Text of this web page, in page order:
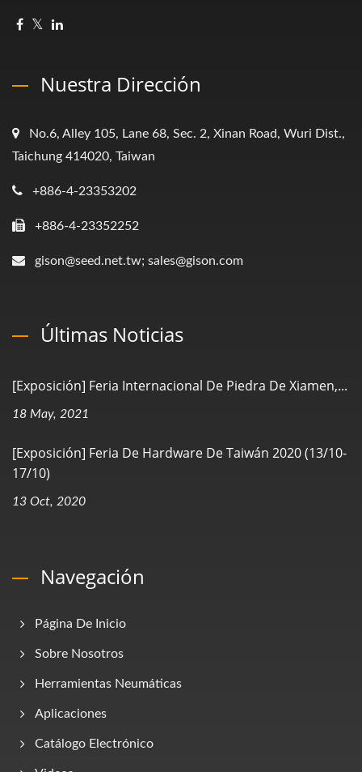
Nuestra Dirección
No.6, Alley 105, Lane 68, Sec. 2, Xinan Road, Wuri Dist.,
Taichung 414020, Taiwan
+886-4-23353202
+886-4-23352252
gison@seed.net.tw; sales@gison.com
Últimas Noticias
[Exposición] Feria Internacional De Piedra De Xiamen,...
18 May, 2021
[Exposición] Feria De Hardware De Taiwán 2020 (13/10-
17/10)
13 Oct, 2020
Navegación
Página De Inicio
Sobre Nosotros
Herramientas Neumáticas
Aplicaciones
Catálogo Electrónico